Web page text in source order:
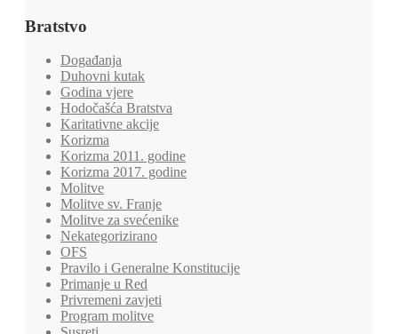
Bratstvo
Događanja
Duhovni kutak
Godina vjere
Hodočašća Bratstva
Karitativne akcije
Korizma
Korizma 2011. godine
Korizma 2017. godine
Molitve
Molitve sv. Franje
Molitve za svećenike
Nekategorizirano
OFS
Pravilo i Generalne Konstitucije
Primanje u Red
Privremeni zavjeti
Program molitve